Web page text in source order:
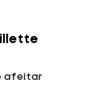
afeitar